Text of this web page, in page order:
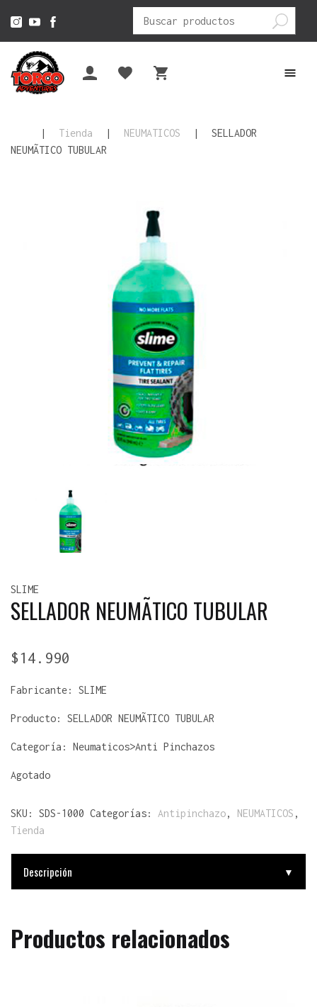
Buscar
por:
| Tienda | NEUMATICOS |
SELLADOR
NEUMÃTICO TUBULAR
SLIME
SELLADOR NEUMÃTICO TUBULAR
$14.990
Fabricante: SLIME
Producto: SELLADOR NEUMÃTICO TUBULAR
Categoría: Neumaticos>Anti Pinchazos
Agotado
SKU: SDS-1000 Categorías: Antipinchazo, NEUMATICOS ,
Tienda
Descripción ▼
Productos relacionados